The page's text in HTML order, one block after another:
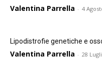
Valentina Parrella - 4
Lipodistrofie genetiche e
Valentina Parrella - 28